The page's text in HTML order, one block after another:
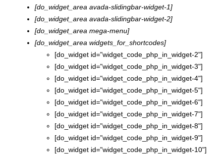
[do_widget_area avada-slidingbar-widget-1]
[do_widget_area avada-slidingbar-widget-2]
[do_widget_area mega-menu]
[do_widget_area widgets_for_shortcodes]
[do_widget id="widget_code_php_in_widget-2"]
[do_widget id="widget_code_php_in_widget-3"]
[do_widget id="widget_code_php_in_widget-4"]
[do_widget id="widget_code_php_in_widget-5"]
[do_widget id="widget_code_php_in_widget-6"]
[do_widget id="widget_code_php_in_widget-7"]
[do_widget id="widget_code_php_in_widget-8"]
[do_widget id="widget_code_php_in_widget-9"]
[do_widget id="widget_code_php_in_widget-10"]